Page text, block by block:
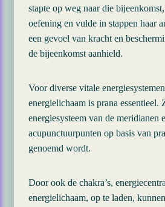
stapte op weg naar die
oefening en vulde in stappen haar
een gevoel van kracht en
de bijeenkomst aanhield.
Voor diverse vitale
energielichaam is prana essentieel.
energiesysteem van de meridianen
acupunctuurpunten op basis van
genoemd wordt.
Door ook de chakra’s,
energielichaam, op te laden,